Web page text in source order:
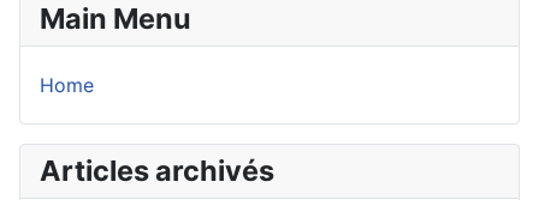
Main Menu
Home
Articles archivés